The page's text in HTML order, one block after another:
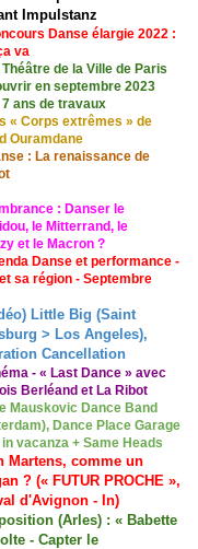
Impulstanz
Danse élargie 2022 :
va
Théâtre de la Ville de Paris
en septembre 2023
ans de travaux
« Corps extrêmes » de
Ouramdane
: La renaissance de
: Danser le
le Mitterrand, le
et le Macron ?
Danse et performance -
sa région - Septembre
Little Big (Saint
> Los Angeles),
Cancellation
- « Last Dance » avec
Berléand et La Ribot
Mauskovic Dance Band
Dance Place Garage
vacanza + Same Heads
Martens, comme un
? (« FUTUR PROCHE »,
d'Avignon - In)
(Arles) : « Babette
- Capter le